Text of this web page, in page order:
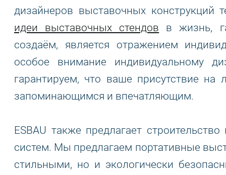
дизайнеров выставочных конструкций
идеи выставочных стендов в жизнь,
создаём, является отражением
особое внимание индивидуальному
гарантируем, что ваше присутствие
запоминающимся и впечатляющим.
ESBAU также предлагает
систем. Мы предлагаем портативные
стильными, но и экологически